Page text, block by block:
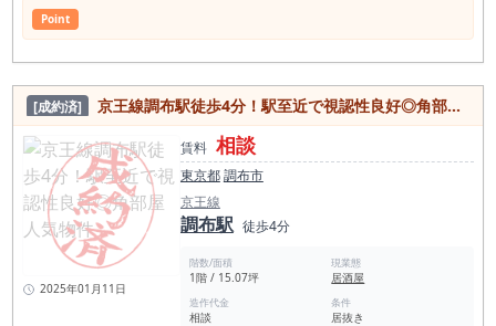
Point
[成約済] 京王線調布駅徒歩4分！駅至近で視認性良好◎角部屋人気物件
2025年01月11日
賃料 相談
東京都調布市
京王線
調布駅 徒歩4分
階数/面積
1階 / 15.07坪
現業態
居酒屋
造作代金
相談
条件
居抜き